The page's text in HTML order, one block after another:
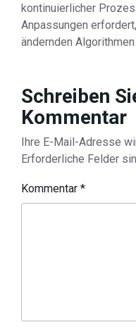
kontinuierlicher
Anpassungen
ändernden
Schreiben
Kommentar
Ihre E-Mail-Adresse
Erforderliche Felder
Kommentar *